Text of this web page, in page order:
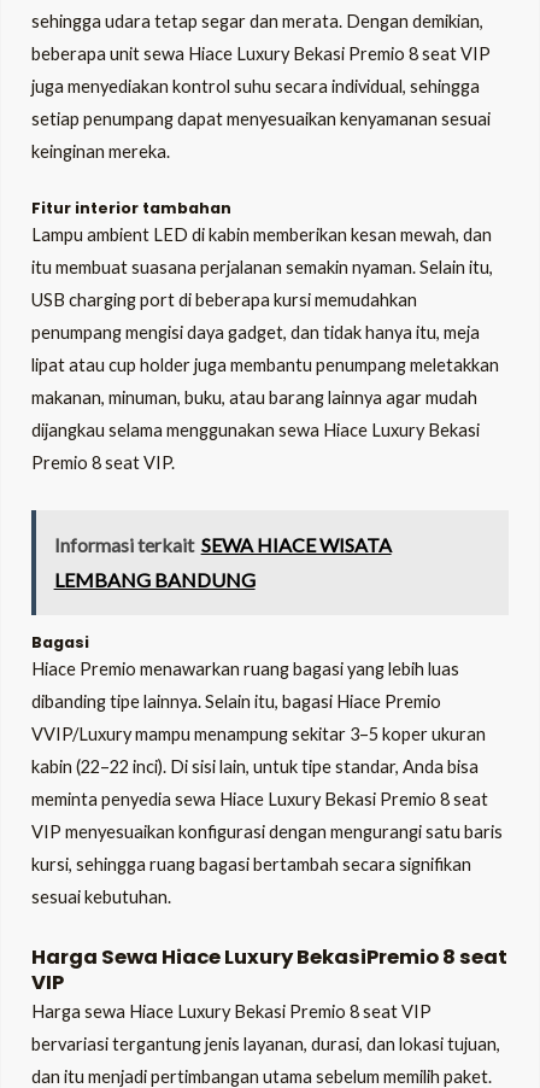
sehingga udara tetap segar dan merata. Dengan demikian,
beberapa unit sewa Hiace Luxury Bekasi Premio 8 seat VIP
juga menyediakan kontrol suhu secara individual, sehingga
setiap penumpang dapat menyesuaikan kenyamanan sesuai
keinginan mereka.
Fitur interior tambahan
Lampu ambient LED di kabin memberikan kesan mewah, dan
itu membuat suasana perjalanan semakin nyaman. Selain itu,
USB charging port di beberapa kursi memudahkan
penumpang mengisi daya gadget, dan tidak hanya itu, meja
lipat atau cup holder juga membantu penumpang meletakkan
makanan, minuman, buku, atau barang lainnya agar mudah
dijangkau selama menggunakan sewa Hiace Luxury Bekasi
Premio 8 seat VIP.
Informasi terkait SEWA HIACE WISATA
LEMBANG BANDUNG
Bagasi
Hiace Premio menawarkan ruang bagasi yang lebih luas
dibanding tipe lainnya. Selain itu, bagasi Hiace Premio
VVIP/Luxurymampu menampung sekitar 3–5 koper ukuran
kabin (22–22 inci). Di sisi lain, untuk tipe standar, Anda bisa
meminta penyedia sewa Hiace Luxury Bekasi Premio 8 seat
VIP menyesuaikan konfigurasi dengan mengurangi satu baris
kursi, sehingga ruang bagasi bertambah secara signifikan
sesuai kebutuhan.
Harga Sewa Hiace Luxury BekasiPremio 8 seat
VIP
Harga sewa Hiace Luxury Bekasi Premio 8 seat VIP
bervariasi tergantung jenis layanan, durasi, dan lokasi tujuan,
dan itu menjadi pertimbangan utama sebelum memilih paket.